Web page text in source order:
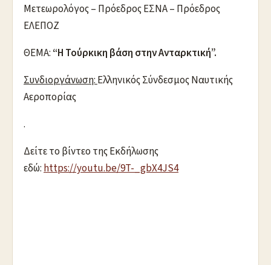
Μετεωρολόγος – Πρόεδρος ΕΣΝΑ – Πρόεδρος
ΕΛΕΠΟΖ
ΘΕΜΑ: “Η Τούρκικη βάση στην Ανταρκτική”.
Συνδιοργάνωση: Ελληνικός Σύνδεσμος Ναυτικής
Αεροπορίας
.
Δείτε το βίντεο της Εκδήλωσης
εδώ: https://youtu.be/9T-_gbX4JS4